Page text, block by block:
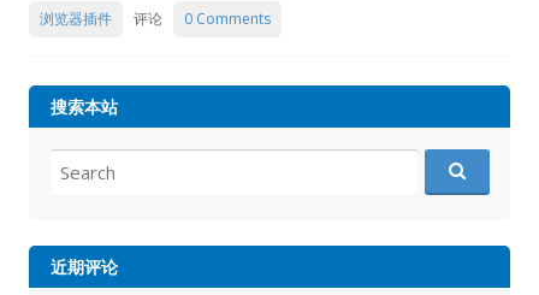
浏览器插件 评论 0 Comments
搜索本站
for:
近期评论